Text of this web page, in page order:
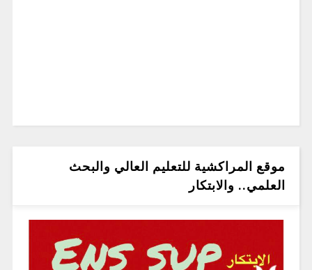
موقع المراكشية للتعليم العالي والبحث
العلمي.. والابتكار